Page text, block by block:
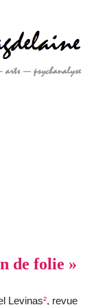
de folie »
Levinas², revue